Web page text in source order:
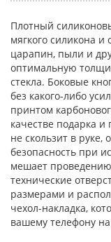
Плотный
мягкого силикона
царапин, пыли и
оптимальную
стекла. Боковые
без какого-либо
принтом
качестве подарка
не скользит в
безопасность при
мешает проведению
технические
размерами и
чехол-накладка,
вашему телефону